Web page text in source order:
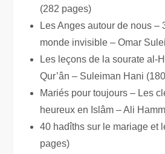
(282 pages)
Les Anges autour de nous –
monde invisible – Omar
Les leçons de la sourate al-
Qur’ân – Suleiman Hani
Mariés pour toujours – Les
heureux en Islâm – Ali
40 hadîths sur le mariage et
pages)